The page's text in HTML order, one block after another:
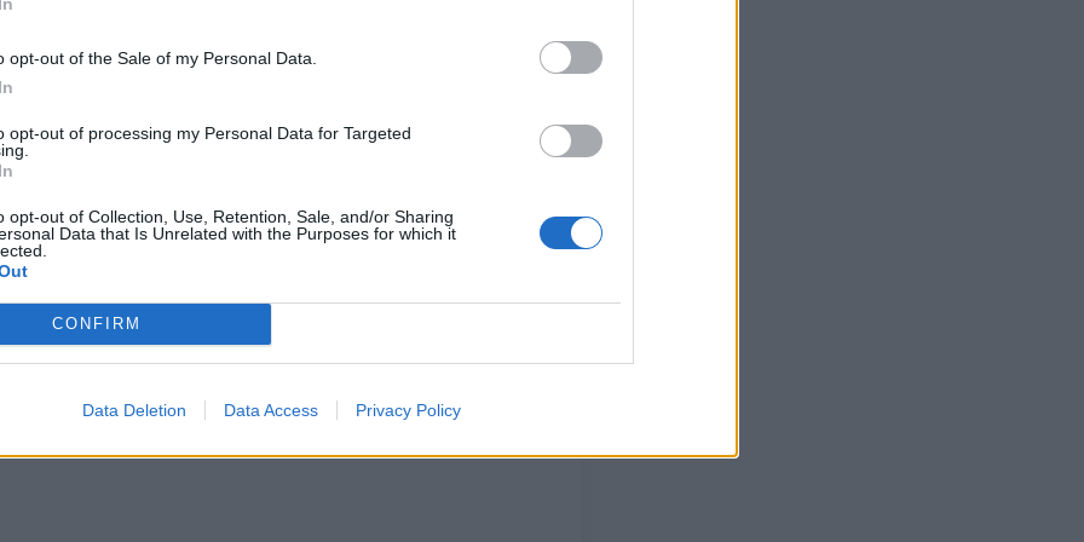
opt-out of the Sale of my Personal Data.
opt-out of processing my Personal Data for Targeted
opt-out of Collection, Use, Retention, Sale, and/or Sharing
Data that Is Unrelated with the Purposes for which it
CONFIRM
Data Deletion Data Access Privacy Policy
οι καταναλωτές θα τις ανακυκλώνουν με
βάση, υπό την επιστημονική επίβλεψη του
Επιχειρείν ELTRUN του Οικονομικού
πλατφόρμα της εταιρίας ερευνών THE
των ανώνυμων απαντήσεων έγινε από την
του Οικονομικού Πανεπιστημίου Αθηνών.